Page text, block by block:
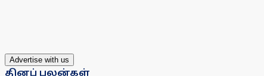
Advertise with us
தினப் பலன்கள்